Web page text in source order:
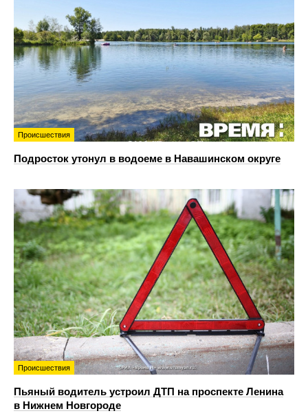
Происшествия
Подросток утонул в водоеме в Навашинском округе
Происшествия
Пьяный водитель устроил ДТП на проспекте Ленина
в Нижнем Новгороде